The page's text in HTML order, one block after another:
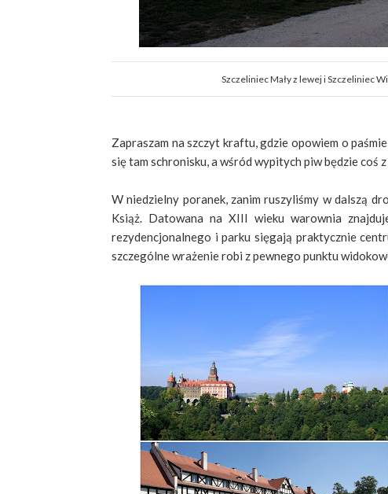
Szczeliniec Mały z lewej i Szczeliniec
Zapraszam na szczyt kraftu, gdzie opowiem o
się tam schronisku, a wśród wypitych piw będzie coś
W niedzielny poranek, zanim ruszyliśmy w dalszą
Książ. Datowana na XIII wieku warownia
rezydencjonalnego i parku sięgają praktycznie
szczególne wrażenie robi z pewnego punktu